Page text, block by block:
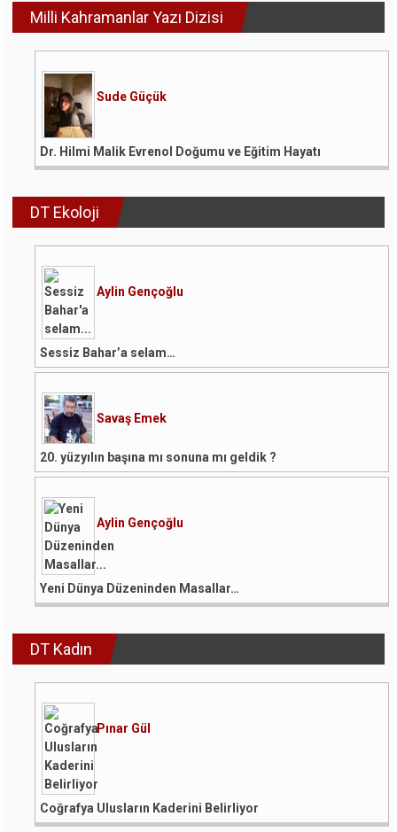
Milli Kahramanlar Yazı Dizisi
Sude Güçük
Dr. Hilmi Malik Evrenol Doğumu ve Eğitim Hayatı
DT Ekoloji
Aylin Gençoğlu
Sessiz Bahar’a selam…
Savaş Emek
20. yüzyılın başına mı sonuna mı geldik ?
Aylin Gençoğlu
Yeni Dünya Düzeninden Masallar…
DT Kadın
Pınar Gül
Coğrafya Ulusların Kaderini Belirliyor